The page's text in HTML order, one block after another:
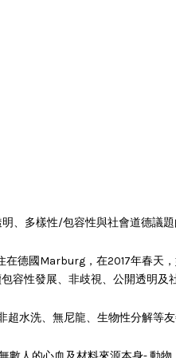
多樣性/包容性與社會道德議
德國Marburg，在2017年春
容性發展、非歧視、公開透明及
水洗、無尼龍、生物性分解等